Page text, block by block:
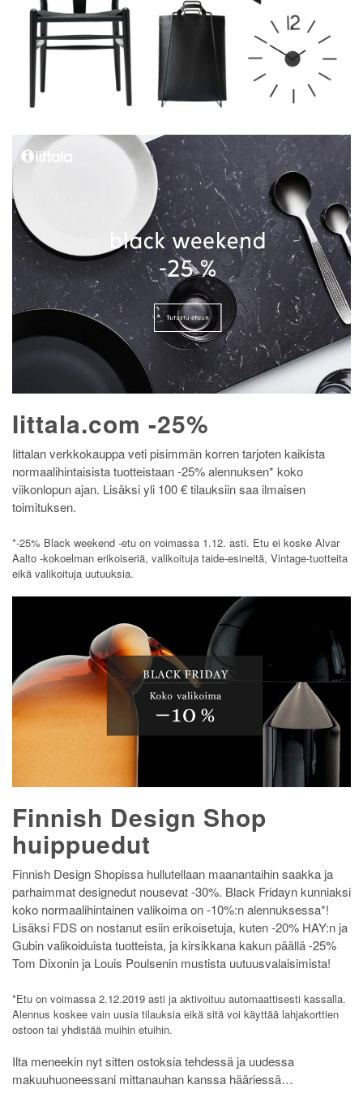
Iittala.com -25%
Iittalan verkkokauppa veti pisimmän korren tarjoten kaikista
normaalihintaisista tuotteistaan -25% alennuksen* koko
viikonlopun ajan. Lisäksi yli 100 € tilauksiin saa ilmaisen
toimituksen.
*-25% Black weekend -etu on voimassa 1.12. asti. Etu ei koske Alvar
Aalto -kokoelman erikoiseriä, valikoituja taide-esineitä, Vintage-tuotteita
eikä valikoituja uutuuksia.
Finnish Design Shop
huippuedut
Finnish Design Shopissa hullutellaan maanantaihin saakka ja
parhaimmat designedut nousevat -30%. Black Fridayn kunniaksi
koko normaalihintainen valikoima on -10%:n alennuksessa*!
Lisäksi FDS on nostanut esiin erikoisetuja, kuten -20% HAY:n ja
Gubin valikoiduista tuotteista, ja kirsikkana kakun päällä -25%
Tom Dixonin ja Louis Poulsenin mustista uutuusvalaisimista!
*Etu on voimassa 2.12.2019 asti ja aktivoituu automaattisesti kassalla.
Alennus koskee vain uusia tilauksia eikä sitä voi käyttää lahjakorttien
ostoon tai yhdistää muihin etuihin.
Ilta meneekin nyt sitten ostoksia tehdessä ja uudessa
makuuhuoneessani mittanauhan kanssa hääriessä…